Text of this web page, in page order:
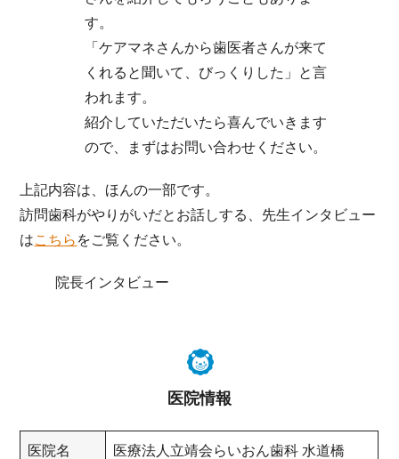
す。
「ケアマネさんから歯医者さんが来て
くれると聞いて、びっくりした」と言
われます。
紹介していただいたら喜んでいきます
ので、まずはお問い合わせください。
上記内容は、ほんの一部です。
訪問歯科がやりがいだとお話しする、先生インタビュー
はこちら をご覧ください。
院長インタビュー
医院情報
医院名 医療法人立靖会らいおん歯科 水道橋